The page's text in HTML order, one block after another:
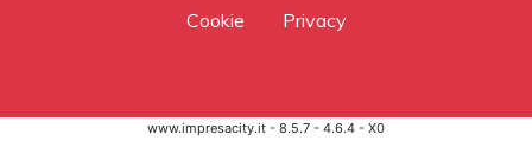
Cookie Privacy
www.impresacity.it - 8.5.7 - 4.6.4 - X0